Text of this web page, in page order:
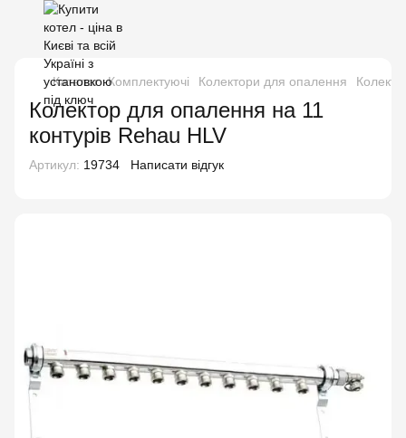
Каталог Комплектуючі Колектори для опалення
Колектор для опалення на 11
контурів Rehau HLV
Артикул: 19734 Написати відгук